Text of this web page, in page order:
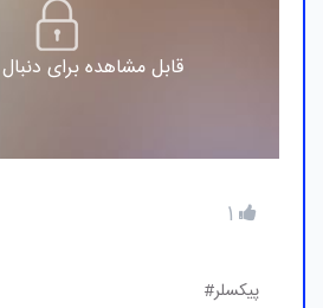
قابل مشاهده برای
1
پیکسلر#